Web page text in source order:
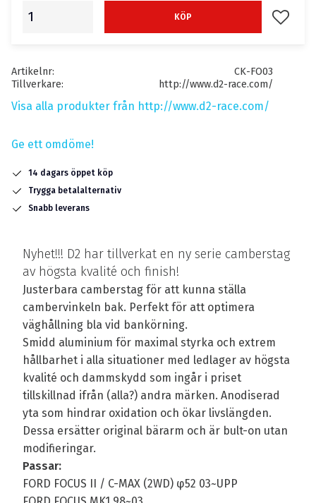
KÖP Lägg
Artikelnr
CK-FO03
Tillverkare
http://www.d2-race.com/
Visa alla produkter från http://www.d2-race.com/
Ge ett omdöme!
14 dagars öppet köp
Trygga betalalternativ
Snabb leverans
Nyhet!!! D2 har tillverkat en ny serie camberstag
av högsta kvalité och finish!
Justerbara camberstag för att kunna ställa
cambervinkeln bak. Perfekt för att optimera
väghållning bla vid bankörning.
Smidd aluminium för maximal styrka och extrem
hållbarhet i alla situationer med ledlager av högsta
kvalité och dammskydd som ingår i priset
tillskillnad ifrån (alla?) andra märken. Anodiserad
yta som hindrar oxidation och ökar livslängden.
Dessa ersätter original bärarm och är bult-on utan
modifieringar.
Passar:
FORD FOCUS II / C-MAX (2WD) φ52 03~UPP